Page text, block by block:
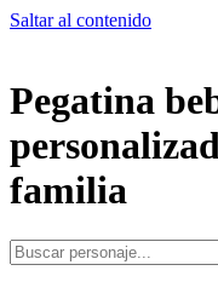
Saltar al contenido
Pegatina
familia